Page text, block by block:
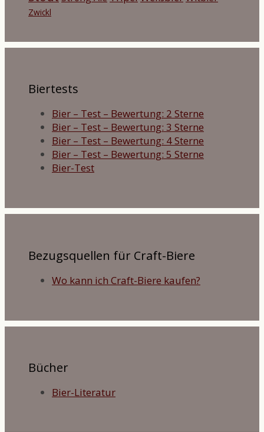
Zwickl
Biertests
Bier – Test – Bewertung: 2 Sterne
Bier – Test – Bewertung: 3 Sterne
Bier – Test – Bewertung: 4 Sterne
Bier – Test – Bewertung: 5 Sterne
Bier-Test
Bezugsquellen für Craft-Biere
Wo kann ich Craft-Biere kaufen?
Bücher
Bier-Literatur